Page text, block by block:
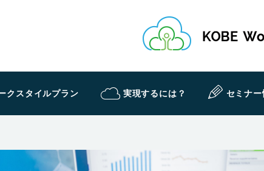
クスタイルプラン 実現するには？ セミナー